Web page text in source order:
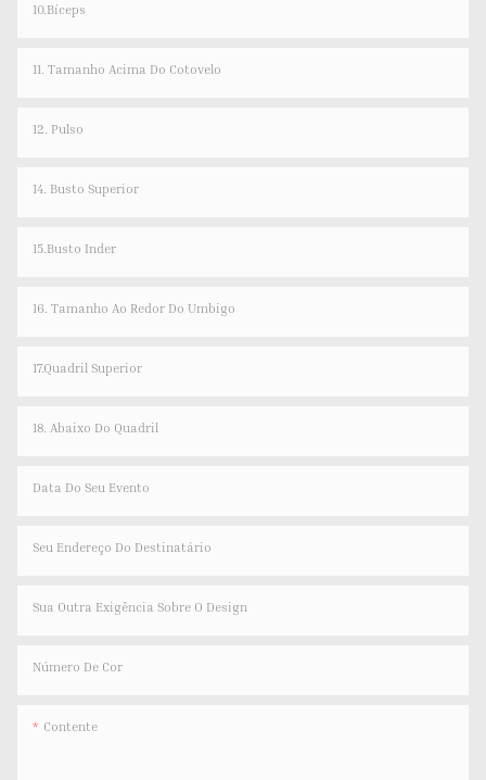
10.Bíceps
11. Tamanho Acima Do Cotovelo
12. Pulso
14. Busto Superior
15.Busto Inder
16. Tamanho Ao Redor Do Umbigo
17.Quadril Superior
18. Abaixo Do Quadril
Data Do Seu Evento
Seu Endereço Do Destinatário
Sua Outra Exigência Sobre O Design
Número De Cor
Contente